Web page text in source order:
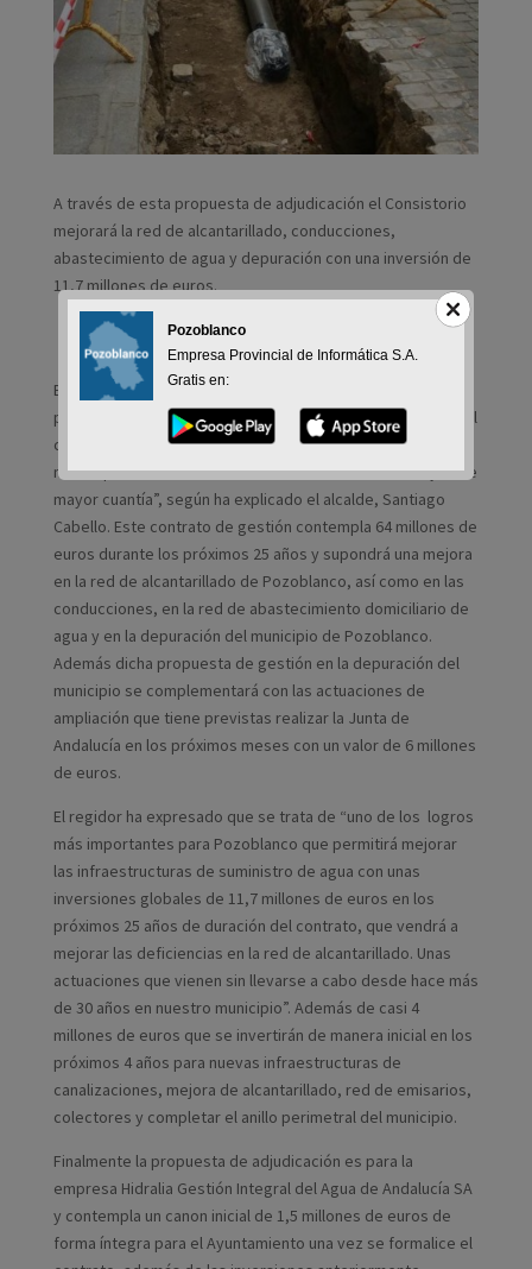
A través de esta propuesta de adjudicación el Consistorio
mejorará la red de alcantarillado, conducciones,
abastecimiento de agua y depuración con una inversión de
11,7 millones de euros.
El Ayuntamiento de Pozoblanco ha aprobado en la sesión
plenaria del mes de marzo la propuesta de adjudicación del
contrato del ciclo integral del agua, “uno de los proyectos
más importantes del Consistorio en los últimos años y el de
mayor cuantía”, según ha explicado el alcalde, Santiago
Cabello. Este contrato de gestión contempla 64 millones de
euros durante los próximos 25 años y supondrá una mejora
en la red de alcantarillado de Pozoblanco, así como en las
conducciones, en la red de abastecimiento domiciliario de
agua y en la depuración del municipio de Pozoblanco.
Además dicha propuesta de gestión en la depuración del
municipio se complementará con las actuaciones de
ampliación que tiene previstas realizar la Junta de
Andalucía en los próximos meses con un valor de 6 millones
de euros.
El regidor ha expresado que se trata de “uno de los logros
más importantes para Pozoblanco que permitirá mejorar
las infraestructuras de suministro de agua con unas
inversiones globales de 11,7 millones de euros en los
próximos 25 años de duración del contrato, que vendrá a
mejorar las deficiencias en la red de alcantarillado. Unas
actuaciones que vienen sin llevarse a cabo desde hace más
de 30 años en nuestro municipio”. Además de casi 4
millones de euros que se invertirán de manera inicial en los
próximos 4 años para nuevas infraestructuras de
canalizaciones, mejora de alcantarillado, red de emisarios,
colectores y completar el anillo perimetral del municipio.
Finalmente la propuesta de adjudicación es para la
empresa Hidralia Gestión Integral del Agua de Andalucía SA
y contempla un canon inicial de 1,5 millones de euros de
forma íntegra para el Ayuntamiento una vez se formalice el
Pozoblanco
Empresa Provincial de Informática S.A.
Gratis en: